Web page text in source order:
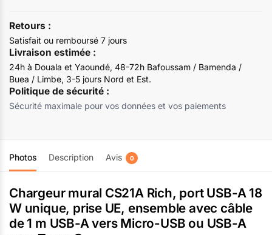
Retours :
Satisfait ou remboursé 7 jours
Livraison estimée :
24h à Douala et Yaoundé, 48-72h Bafoussam / Bamenda /
Buea / Limbe, 3-5 jours Nord et Est.
Politique de sécurité :
Sécurité maximale pour vos données et vos paiements
Photos Description Avis 0
Chargeur mural CS21A Rich, port USB-A 18
W unique, prise UE, ensemble avec câble
de 1 m USB-A vers Micro-USB ou USB-A